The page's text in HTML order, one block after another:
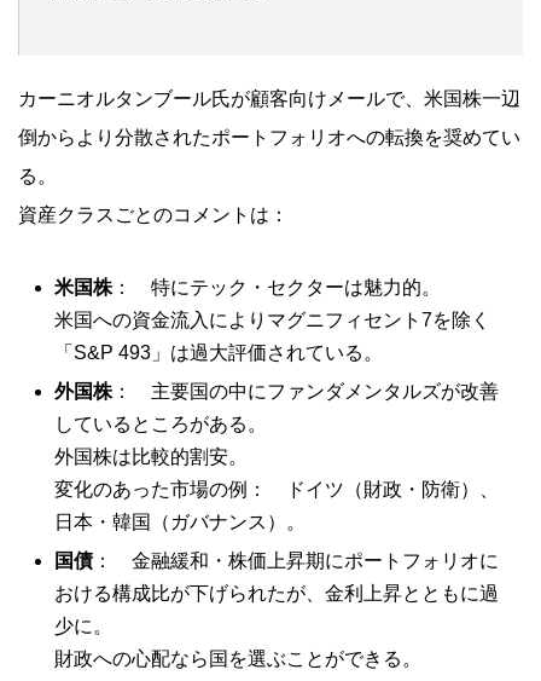
カーニオルタンブール氏が顧客向けメールで、米国株一辺
倒からより分散されたポートフォリオへの転換を奨めてい
る。
資産クラスごとのコメントは：
米国株： 特にテック・セクターは魅力的。
米国への資金流入によりマグニフィセント7を除く
「S&P 493」は過大評価されている。
外国株： 主要国の中にファンダメンタルズが改善
しているところがある。
外国株は比較的割安。
変化のあった市場の例： ドイツ（財政・防衛）、
日本・韓国（ガバナンス）。
国債： 金融緩和・株価上昇期にポートフォリオに
おける構成比が下げられたが、金利上昇とともに過
少に。
財政への心配なら国を選ぶことができる。